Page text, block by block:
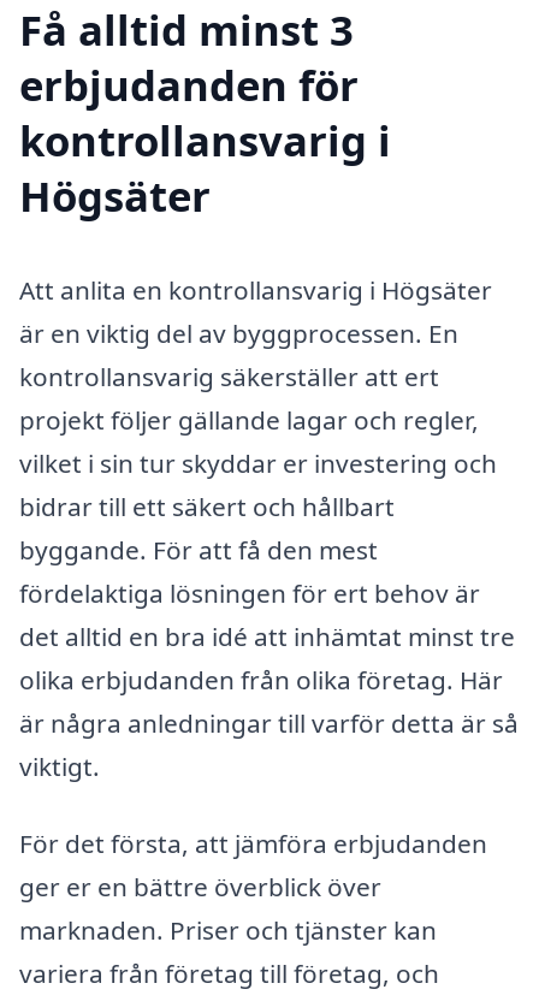
Få alltid minst 3
erbjudanden för
kontrollansvarig i
Högsäter
Att anlita en kontrollansvarig i Högsäter
är en viktig del av byggprocessen. En
kontrollansvarig säkerställer att ert
projekt följer gällande lagar och regler,
vilket i sin tur skyddar er investering och
bidrar till ett säkert och hållbart
byggande. För att få den mest
fördelaktiga lösningen för ert behov är
det alltid en bra idé att inhämtat minst tre
olika erbjudanden från olika företag. Här
är några anledningar till varför detta är så
viktigt.
För det första, att jämföra erbjudanden
ger er en bättre överblick över
marknaden. Priser och tjänster kan
variera från företag till företag, och